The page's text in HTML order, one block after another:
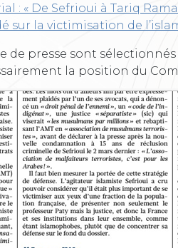
: « De Sefrioui à Tariq
sur la victimisation de
de presse sont
la position du